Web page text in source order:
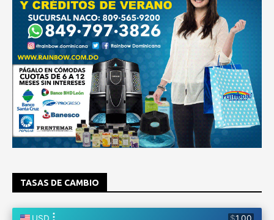
TASAS DE CAMBIO